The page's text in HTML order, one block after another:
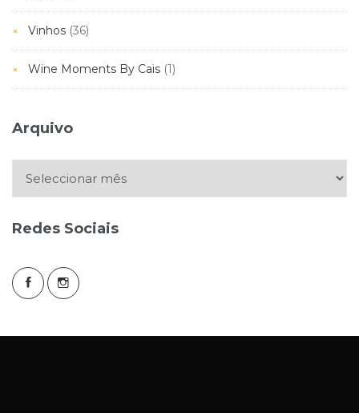
Vinhos (36)
Wine Moments By Cais (1)
Arquivo
Redes Sociais